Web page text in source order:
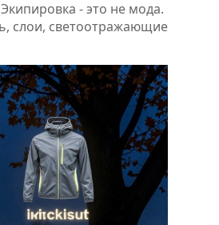
- это не мода.
слои, светоотражающие